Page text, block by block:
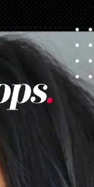
https://danidrops.com.br/it/taglio-di-capelli-con-la-frangetta/